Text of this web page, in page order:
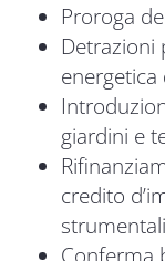
Proroga
Detrazioni
giardini e
credito